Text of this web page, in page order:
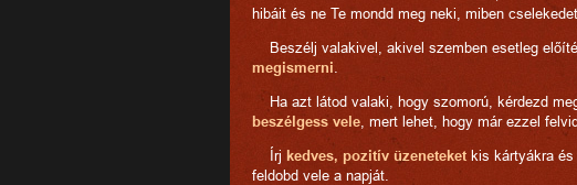
hibáit és ne Te mondd meg neki, miben
Beszélj valakivel, akivel szemben esetleg
megismerni
Ha azt látod valaki, hogy szomorú, kérdezd
beszélgess vele , mert lehet, hogy már ezzel
Írj kedves, pozitív üzeneteket kis kártyákra és
feldobd vele a napját.